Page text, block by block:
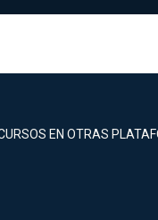
EN OTRAS